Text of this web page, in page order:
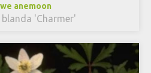
anemoon
'Charmer'